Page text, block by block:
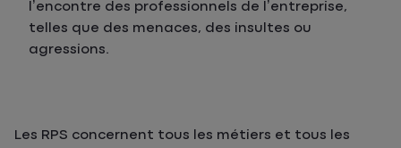
l’encontre des professionnels de l’entreprise,
telles que des menaces, des insultes ou
agressions.
Les RPS concernent tous les métiers et tous les